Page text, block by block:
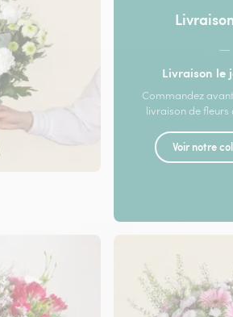
—
Livraison le
Commandez
livraison de fleurs
Voir notre